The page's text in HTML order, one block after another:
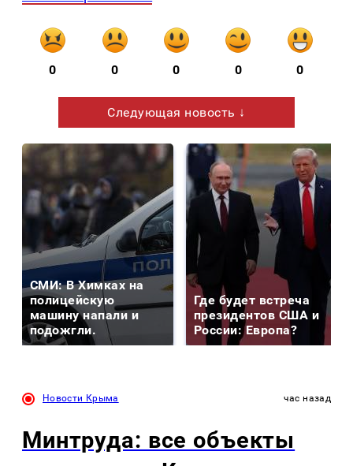
0 0 0 0 0
Следующая новость ↓
СМИ: В Химках на
полицейскую
машину напали и
подожгли.
Где будет встреча
президентов США и
России: Европа?
Новости Крыма час назад
Минтруда: все объекты